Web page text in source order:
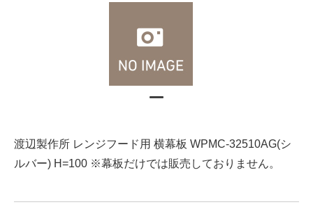
渡辺製作所 レンジフード用 横幕板 WPMC-32510AG(シ
ルバー) H=100 ※幕板だけでは販売しておりません。